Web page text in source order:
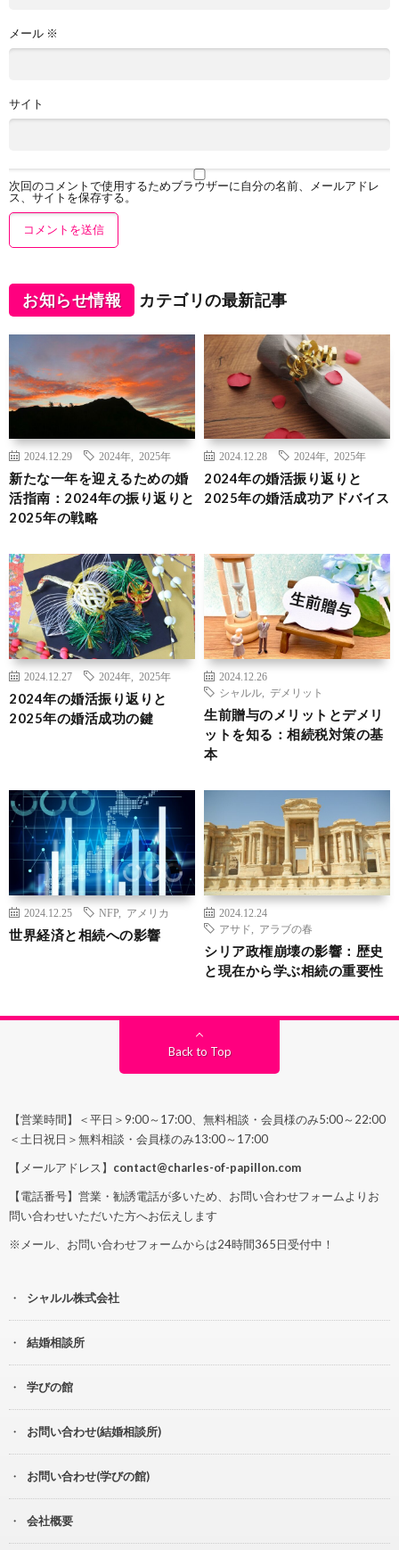
メール ※
サイト
次回のコメントで使用するためブラウザーに自分の名前、メールアドレ
ス、サイトを保存する。
お知らせ情報 カテゴリの最新記事
2024.12.29 2024年 2025年
新たな一年を迎えるための婚
活指南：2024年の振り返りと
2025年の戦略
2024.12.28 2024年 2025年
2024年の婚活振り返りと
2025年の婚活成功アドバイス
2024.12.27 2024年 2025年
2024年の婚活振り返りと
2025年の婚活成功の鍵
2024.12.26
シャルル
デメリット
生前贈与のメリットとデメリ
ットを知る：相続税対策の基
本
2024.12.25 NFP アメリカ
世界経済と相続への影響
2024.12.24
アサド
アラブの春
シリア政権崩壊の影響：歴史
と現在から学ぶ相続の重要性
Back to Top
【営業時間】＜平日＞9:00～17:00、無料相談・会員様のみ5:00～22:00
＜土日祝日＞無料相談・会員様のみ13:00～17:00
【メールアドレス】 contact@charles-of-papillon.com
【電話番号】営業・勧誘電話が多いため、お問い合わせフォームよりお
問い合わせいただいた方へお伝えします
※メール、お問い合わせフォームからは24時間365日受付中！
シャルル株式会社
結婚相談所
学びの館
お問い合わせ(結婚相談所)
お問い合わせ(学びの館)
会社概要